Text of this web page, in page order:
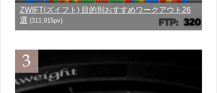
ZWIFT(ズイフト) 目的別おすすめワークアウト26
選 (311,915pv)